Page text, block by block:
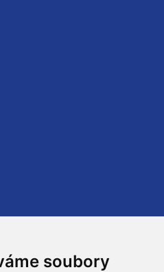
soubory
Správa budov Žamberk